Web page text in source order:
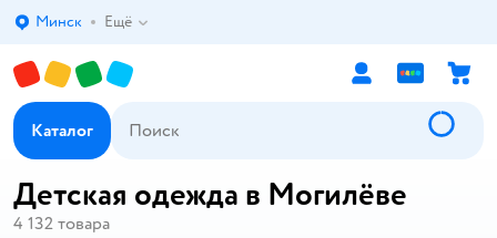
Выбор адреса доставки.
Минск Ещё
Каталог
Детская одежда в Могилёве
4 132 товара